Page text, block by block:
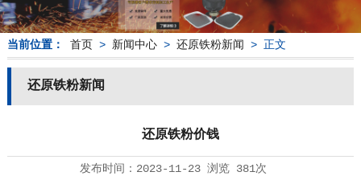
当前位置： 首页 > 新闻中心> 还原铁粉新闻 > 正文
还原铁粉新闻
还原铁粉价钱
发布时间： 2023-11-23浏览 381次